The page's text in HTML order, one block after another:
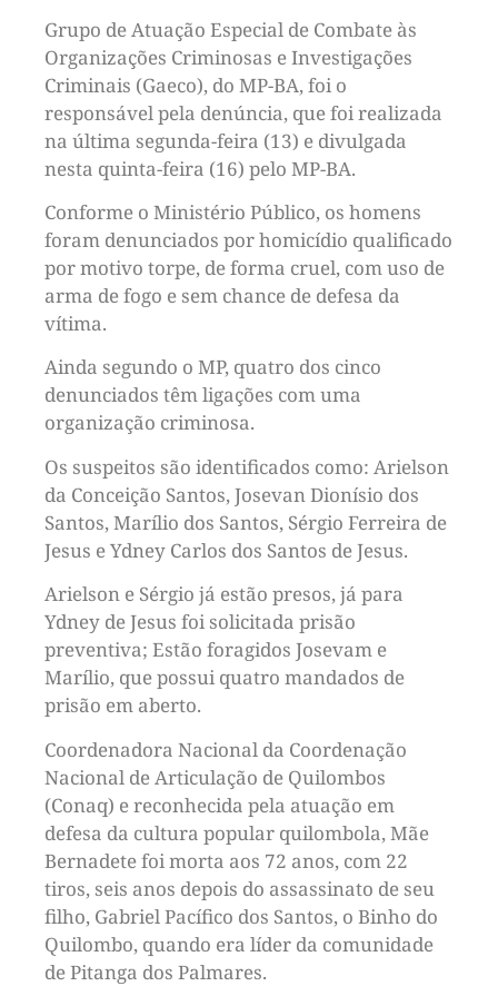
Grupo de Atuação Especial de Combate às
Organizações Criminosas e Investigações
Criminais (Gaeco), do MP-BA, foi o
responsável pela denúncia, que foi realizada
na última segunda-feira (13) e divulgada
nesta quinta-feira (16) pelo MP-BA.
Conforme o Ministério Público, os homens
foram denunciados por homicídio qualificado
por motivo torpe, de forma cruel, com uso de
arma de fogo e sem chance de defesa da
vítima.
Ainda segundo o MP, quatro dos cinco
denunciados têm ligações com uma
organização criminosa.
Os suspeitos são identificados como: Arielson
da Conceição Santos, Josevan Dionísio dos
Santos, Marílio dos Santos, Sérgio Ferreira de
Jesus e Ydney Carlos dos Santos de Jesus.
Arielson e Sérgio já estão presos, já para
Ydney de Jesus foi solicitada prisão
preventiva; Estão foragidos Josevam e
Marílio, que possui quatro mandados de
prisão em aberto.
Coordenadora Nacional da Coordenação
Nacional de Articulação de Quilombos
(Conaq) e reconhecida pela atuação em
defesa da cultura popular quilombola, Mãe
Bernadete foi morta aos 72 anos, com 22
tiros, seis anos depois do assassinato de seu
filho, Gabriel Pacífico dos Santos, o Binho do
Quilombo, quando era líder da comunidade
de Pitanga dos Palmares.